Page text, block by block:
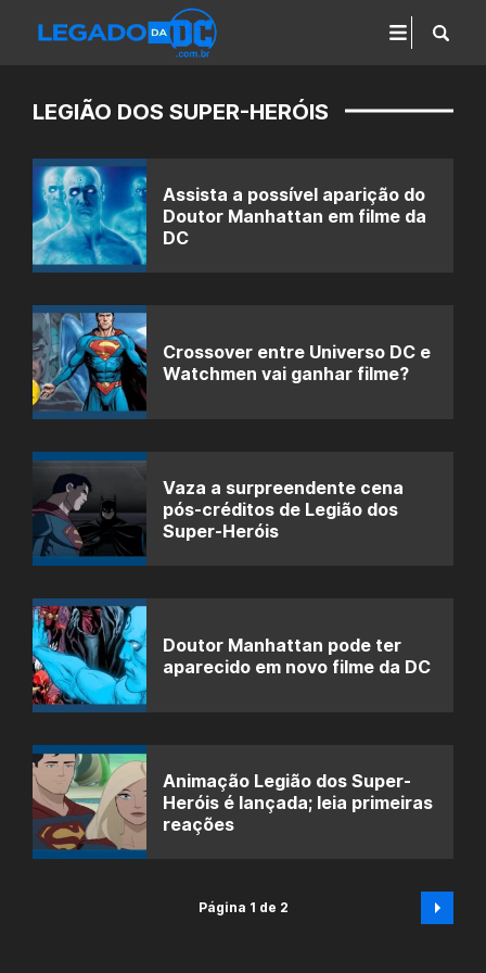
LEGIÃO DOS SUPER-HERÓIS
Assista a possível aparição do
Doutor Manhattan em filme da
DC
Crossover entre Universo DC e
Watchmen vai ganhar filme?
Vaza a surpreendente cena
pós-créditos de Legião dos
Super-Heróis
Doutor Manhattan pode ter
aparecido em novo filme da DC
Animação Legião dos Super-
Heróis é lançada; leia primeiras
reações
Página 1 de 2